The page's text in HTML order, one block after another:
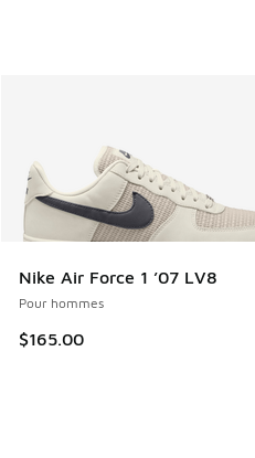
Nike Air Force 1 ’07 LV8
Pour hommes
$165.00